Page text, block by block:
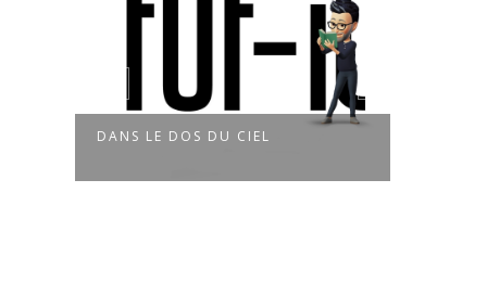
DANS LE DOS DU CIEL